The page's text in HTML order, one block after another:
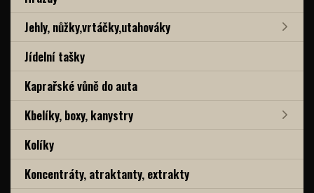
Jehly, nůžky,vrtáčky,utahováky
Jídelní tašky
Kaprařské vůně do auta
Kbelíky, boxy, kanystry
Kolíky
Koncentráty, atraktanty, extrakty